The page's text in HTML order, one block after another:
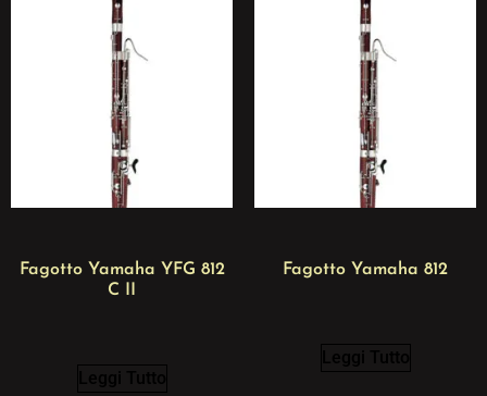
Fagotto Yamaha YFG 812
C II
Fagotto Yamaha 812